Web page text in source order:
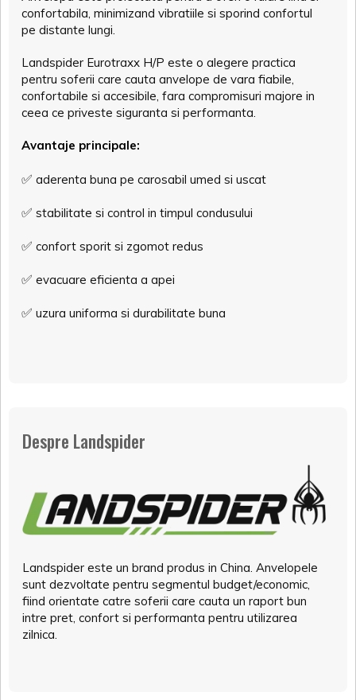
confortabila, minimizand vibratiile si sporind confortul
pe distante lungi.
Landspider Eurotraxx H/P este o alegere practica
pentru soferii care cauta anvelope de vara fiabile,
confortabile si accesibile, fara compromisuri majore in
ceea ce priveste siguranta si performanta.
Avantaje principale:
✅ aderenta buna pe carosabil umed si uscat
✅ stabilitate si control in timpul condusului
✅ confort sporit si zgomot redus
✅ evacuare eficienta a apei
✅ uzura uniforma si durabilitate buna
Despre Landspider
Landspider este un brand produs in China. Anvelopele
sunt dezvoltate pentru segmentul budget/economic,
fiind orientate catre soferii care cauta un raport bun
intre pret, confort si performanta pentru utilizarea
zilnica.